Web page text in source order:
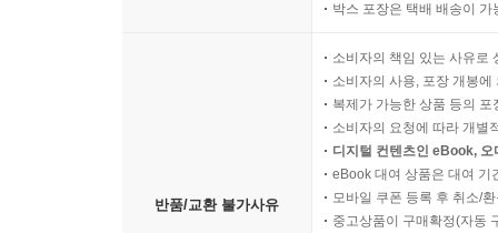
박스 포장은 택배 배송이
반품/교환 불가사유
소비자의 책임 있는 사유로
소비자의 사용, 포장 개봉
복제가 가능한 상품 등의
소비자의 요청에 따라 개별
디지털 컨텐츠인 eBook,
eBook 대여 상품은 대여 기
모바일 쿠폰 등록 후 취소/
중고상품이 구매확정(자동